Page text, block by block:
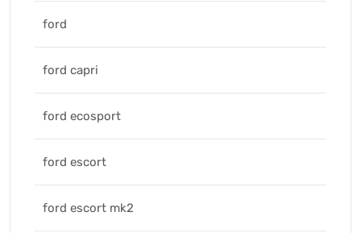
ford
ford capri
ford ecosport
ford escort
ford escort mk2